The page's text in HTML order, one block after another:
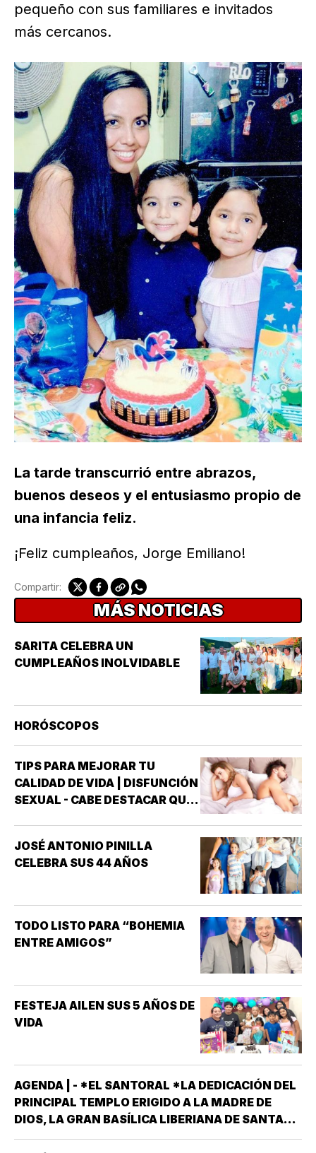
pequeño con sus familiares e invitados
más cercanos.
La tarde transcurrió entre abrazos,
buenos deseos y el entusiasmo propio de
una infancia feliz.
¡Feliz cumpleaños, Jorge Emiliano!
Compartir:
MÁS NOTICIAS
SARITA CELEBRA UN
CUMPLEAÑOS INOLVIDABLE
HORÓSCOPOS
TIPS PARA MEJORAR TU
CALIDAD DE VIDA | DISFUNCIÓN
SEXUAL - CABE DESTACAR QUE
INTERÉS HA GENERADO PARA
LA INVESTIGACIÓN DE NUEVOS
DISFUNCIÓN ERÉCTIL
(INCAPACIDAD DE ALCANZAR
Y/O MANTENER…
JOSÉ ANTONIO PINILLA
CELEBRA SUS 44 AÑOS
TODO LISTO PARA “BOHEMIA
ENTRE AMIGOS”
FESTEJA AILEN SUS 5 AÑOS DE
VIDA
AGENDA | - *EL SANTORAL *LA DEDICACIÓN DEL
PRINCIPAL TEMPLO ERIGIDO A LA MADRE DE
DIOS, LA GRAN BASÍLICA LIBERIANA DE SANTA
MARÍA LA MAYOR EN ROMA. NUESTRA SEÑORA